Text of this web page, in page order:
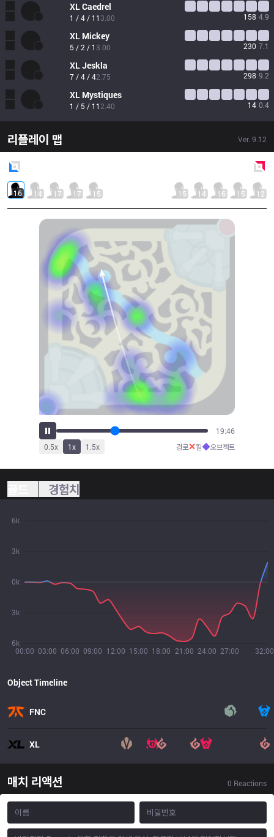
XLCaedrel
1 / 4 / 11 3.00 158 4.9
XL Mickey
5 / 2 / 1 3.00 230 7.1
XLJeskla
7 / 4 / 42.75 298 9.2
XL Mystiques
1 / 5 / 11 2.40 14 0.4
리플레이 맵 Ver. 9.12
16 14 17 17 15 15 14 16 15 12
20:59
0.5x 1x 1.5x 경로✕킬◆오브젝트
경험치
00:00 03:00 06:00 09:00 12:00 15:00 18:00 21:00 24:00 27:00 32:00
6k
3k
0k
3k
6k
Object Timeline
FNC
XL
매치 리액션 0 Reactions